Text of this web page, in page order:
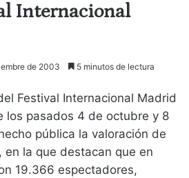
Internacional
de 2003 5 minutos de lectura
Festival Internacional Madrid
los pasados 4 de octubre y 8
pública la valoración de
en la que destacan que en
19.366 espectadores,